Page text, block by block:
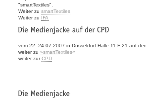
"smartTextiles".
Weiter zu smartTextiles
Weiter zu IFA
vom 22.-24.07.2007 in Düsseldorf Halle 11 F 21 auf
weiter zu »smartTextiles«
weiter zurCPD